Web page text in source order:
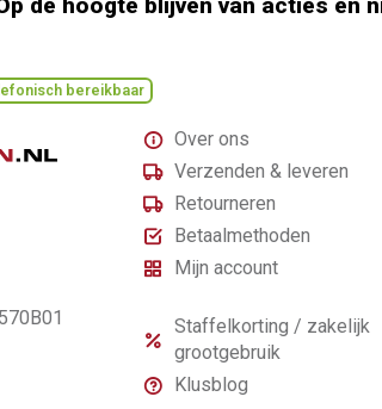
bereikbaar
Over ons
Verzenden & leveren
Retourneren
Betaalmethoden
Mijn account
Staffelkorting / zakelijk
grootgebruik
Klusblog